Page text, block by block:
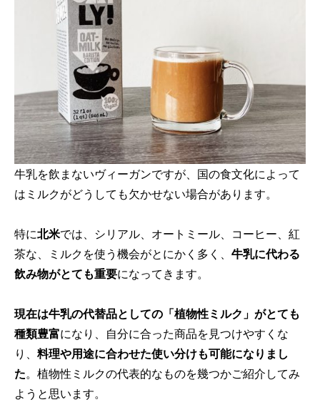
牛乳を飲まないヴィーガンですが、国の食文化によって
はミルクがどうしても欠かせない場合があります。
特に北米では、シリアル、オートミール、コーヒー、紅
茶な、ミルクを使う機会がとにかく多く、 牛乳に代わる
飲み物がとても重要になってきます。
現在は牛乳の代替品としての「植物性ミルク」がとても
種類豊富になり、自分に合った商品を見つけやすくな
り、 料理や用途に合わせた使い分けも可能になりまし
た。植物性ミルクの代表的なものを幾つかご紹介してみ
ようと思います。